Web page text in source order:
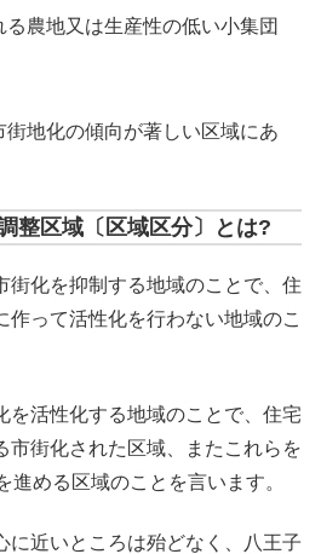
農地又は生産性の低い小集団
地化の傾向が著しい区域にあ
整区域〔区域区分〕とは?
街化を抑制する地域のことで、住
作って活性化を行わない地域のこ
を活性化する地域のことで、住宅
市街化された区域、またこれらを
進める区域のことを言います。
に近いところは殆どなく、八王子